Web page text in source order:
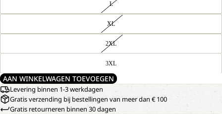
L
XL
2XL
3XL
AAN WINKELWAGEN TOEVOEGEN
Levering binnen 1-3 werkdagen
Gratis verzending bij bestellingen van meer dan € 100
Gratis retourneren binnen 30 dagen